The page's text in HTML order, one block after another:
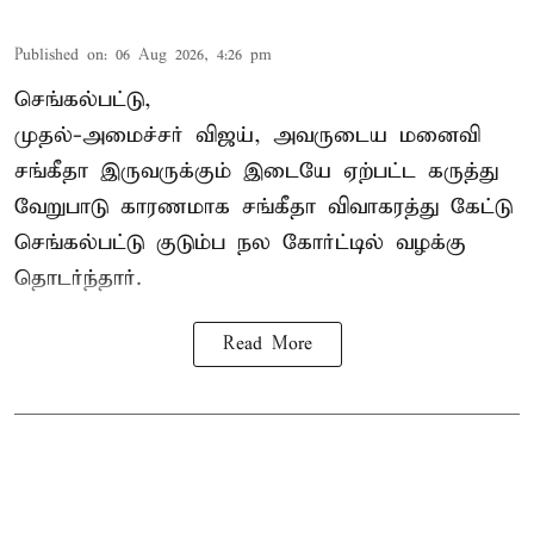
Published on: 06 Aug 2026, 4:26 pm
செங்கல்பட்டு,
முதல்-அமைச்சர் விஜய், அவருடைய மனைவி
சங்கீதா இருவருக்கும் இடையே ஏற்பட்ட கருத்து
வேறுபாடு காரணமாக சங்கீதா விவாகரத்து கேட்டு
செங்கல்பட்டு குடும்ப நல கோர்ட்டில் வழக்கு
தொடர்ந்தார்.
Read More